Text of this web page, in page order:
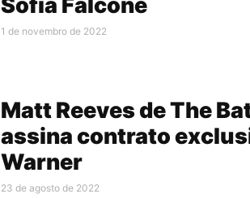
Sofia Falcone
1 de novembro de 2022
Matt Reeves de The
assina contrato
Warner
23 de agosto de 2022